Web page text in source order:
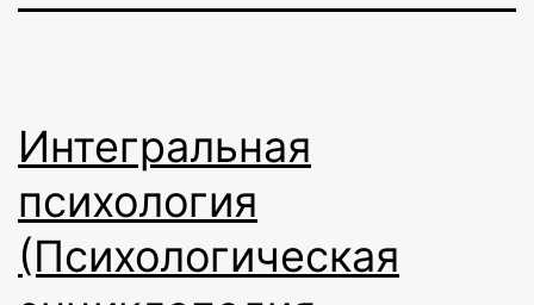
Интегральная
психология
(Психологическая